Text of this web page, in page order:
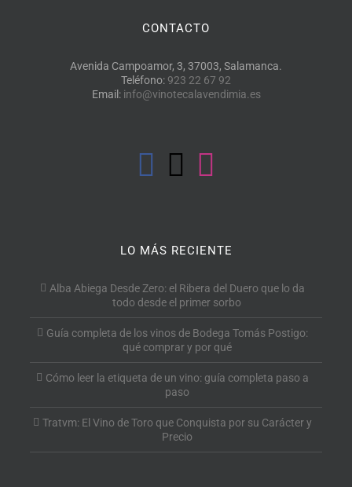
CONTACTO
Avenida Campoamor, 3, 37003, Salamanca.
Teléfono: 923 22 67 92
Email: info@vinotecalavendimia.es
LO MÁS RECIENTE
Alba Abiega Desde Zero: el Ribera del Duero que lo da
todo desde el primer sorbo
Guía completa de los vinos de Bodega Tomás Postigo:
qué comprar y por qué
Cómo leer la etiqueta de un vino: guía completa paso a
paso
Tratvm: El Vino de Toro que Conquista por su Carácter y
Precio